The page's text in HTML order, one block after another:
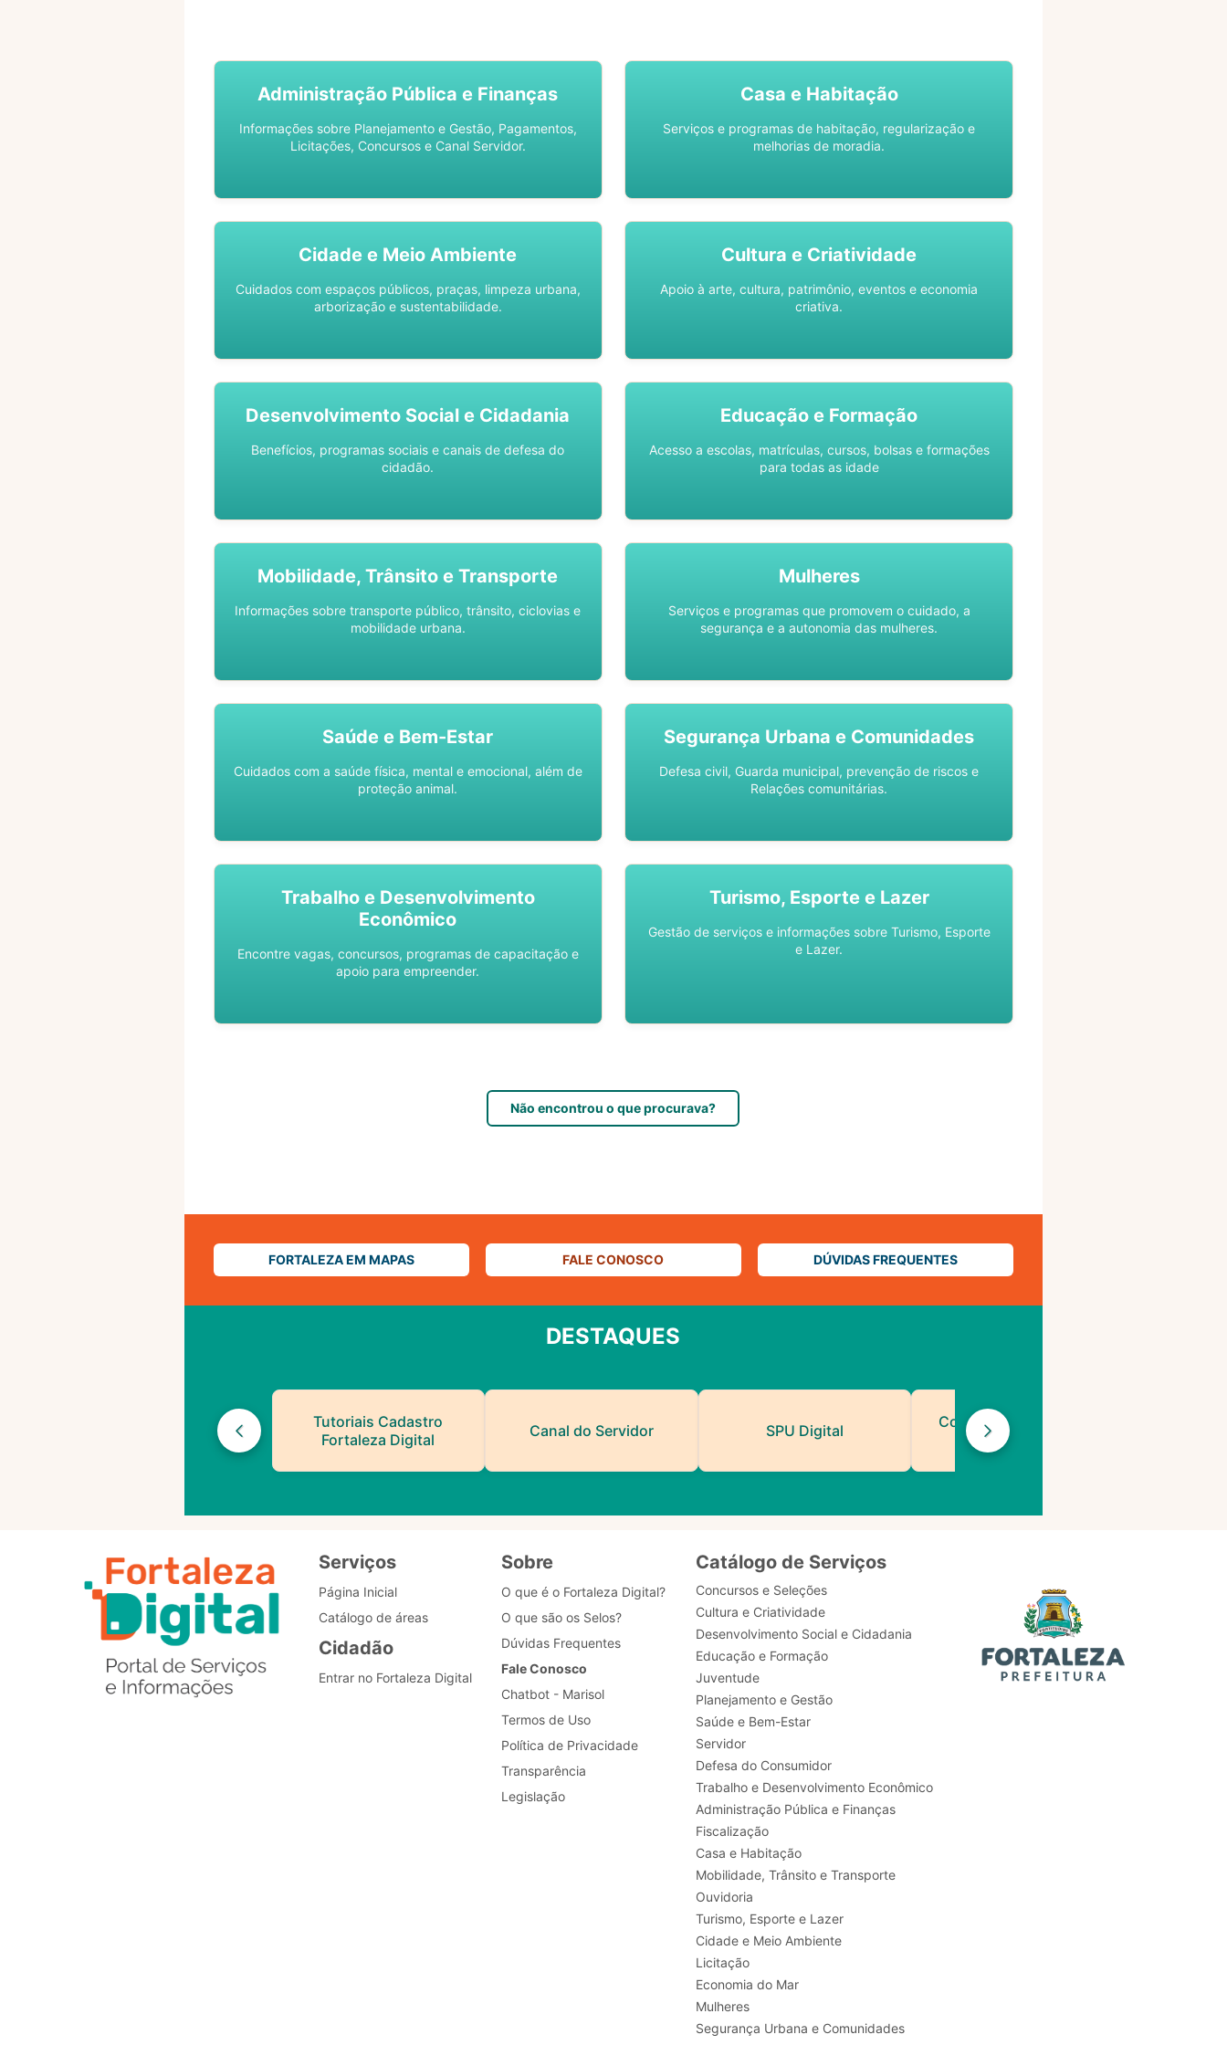
Administração Pública e Finanças
Informações sobre Planejamento e Gestão, Pagamentos,
Licitações, Concursos e Canal Servidor.
Casa e Habitação
Serviços e programas de habitação, regularização e
melhorias de moradia.
Cidade e Meio Ambiente
Cuidados com espaços públicos, praças, limpeza urbana,
arborização e sustentabilidade.
Cultura e Criatividade
Apoio à arte, cultura, patrimônio, eventos e economia
criativa.
Desenvolvimento Social e Cidadania
Benefícios, programas sociais e canais de defesa do
cidadão.
Educação e Formação
Acesso a escolas, matrículas, cursos, bolsas e formações
para todas as idade
Mobilidade, Trânsito e Transporte
Informações sobre transporte público, trânsito, ciclovias e
mobilidade urbana.
Mulheres
Serviços e programas que promovem o cuidado, a
segurança e a autonomia das mulheres.
Saúde e Bem-Estar
Cuidados com a saúde física, mental e emocional, além de
proteção animal.
Segurança Urbana e Comunidades
Defesa civil, Guarda municipal, prevenção de riscos e
Relações comunitárias.
Trabalho e Desenvolvimento
Econômico
Encontre vagas, concursos, programas de capacitação e
apoio para empreender.
Turismo, Esporte e Lazer
Gestão de serviços e informações sobre Turismo, Esporte
e Lazer.
Não encontrou o que procurava?
FORTALEZA EM MAPAS FALE CONOSCO DÚVIDAS FREQUENTES
DESTAQUES
Tutoriais Cadastro
Fortaleza Digital
Canal do Servidor SPU Digital
Contatos de Protocolo
da PMF
Serviços
Página Inicial
Catálogo de áreas
Cidadão
Entrar no Fortaleza Digital
Sobre
O que é o Fortaleza Digital?
O que são os Selos?
Dúvidas Frequentes
Fale Conosco
Chatbot - Marisol
Termos de Uso
Política de Privacidade
Transparência
Legislação
Catálogo de Serviços
Concursos e Seleções
Cultura e Criatividade
Desenvolvimento Social e Cidadania
Educação e Formação
Juventude
Planejamento e Gestão
Saúde e Bem-Estar
Servidor
Defesa do Consumidor
Trabalho e Desenvolvimento Econômico
Administração Pública e Finanças
Fiscalização
Casa e Habitação
Mobilidade, Trânsito e Transporte
Ouvidoria
Turismo, Esporte e Lazer
Cidade e Meio Ambiente
Licitação
Economia do Mar
Mulheres
Segurança Urbana e Comunidades